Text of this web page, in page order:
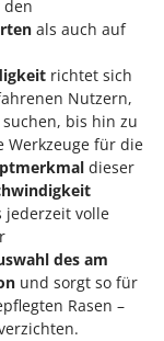
als auch auf
richtet sich
Nutzern,
bis hin zu
Werkzeuge für die
dieser
jederzeit volle
des am
und sorgt so für
Rasen –